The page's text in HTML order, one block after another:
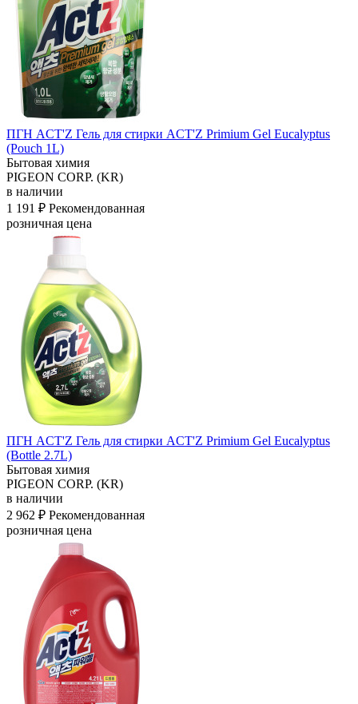
ПГН ACT'Z Гель для стирки ACT'Z Primium Gel Eucalyptus
(Pouch 1L)
Бытовая химия
PIGEON CORP. (KR)
в наличии
1 191 ₽ Рекомендованная
розничная цена
ПГН ACT'Z Гель для стирки ACT'Z Primium Gel Eucalyptus
(Bottle 2.7L)
Бытовая химия
PIGEON CORP. (KR)
в наличии
2 962 ₽ Рекомендованная
розничная цена